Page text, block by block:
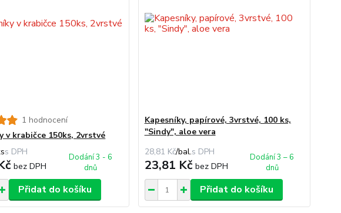
1 hodnocení
v krabičce 150ks, 2vrstvé
bez DPH
Dodání 3 - 6
dnů
Přidat do košíku
Kapesníky, papírové, 3vrstvé, 100 ks,
"Sindy", aloe vera
28,81 Kč/bal.
23,81 Kč bez DPH
Dodání 3 – 6
dnů
Přidat do košíku